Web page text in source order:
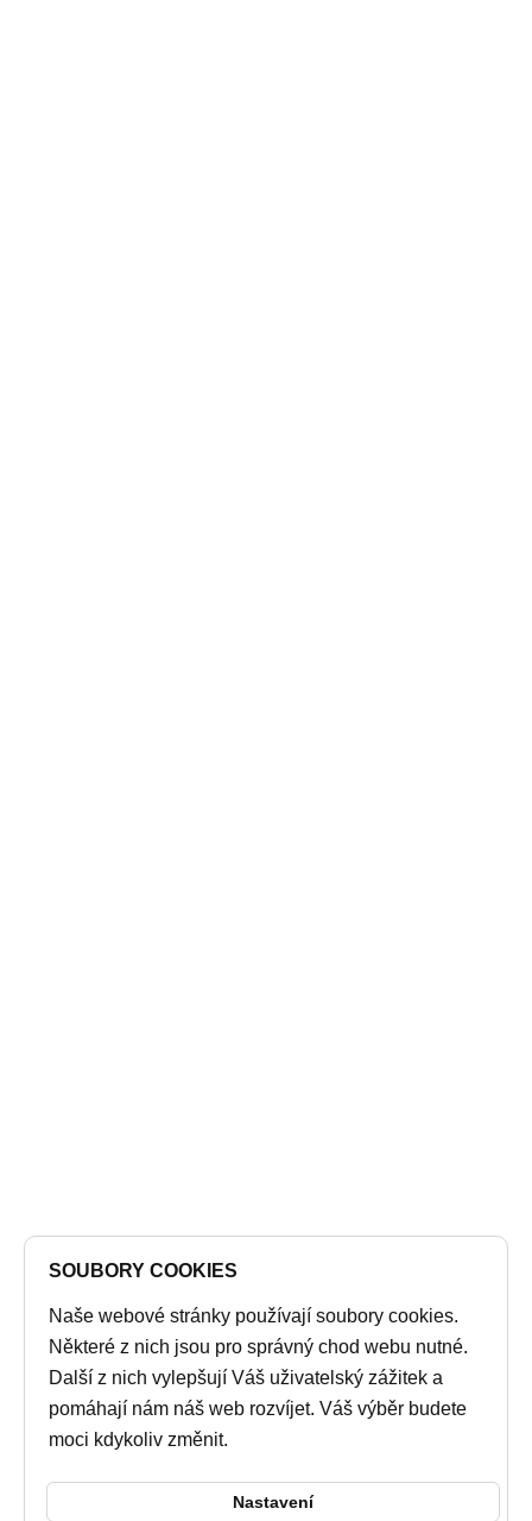
SOUBORY COOKIES
Naše webové stránky používají soubory cookies.
Některé z nich jsou pro správný chod webu nutné.
Další z nich vylepšují Váš uživatelský zážitek a
pomáhají nám náš web rozvíjet. Váš výběr budete
moci kdykoliv změnit.
Nastavení